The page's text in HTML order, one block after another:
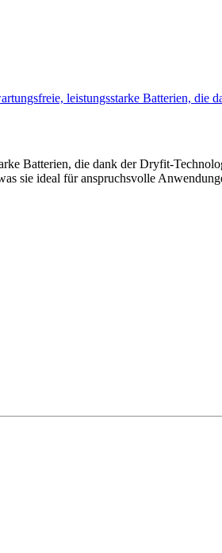
leistungsstarke Batterien,
Batterien, die dank der Dryfit-
sie ideal für anspruchsvolle